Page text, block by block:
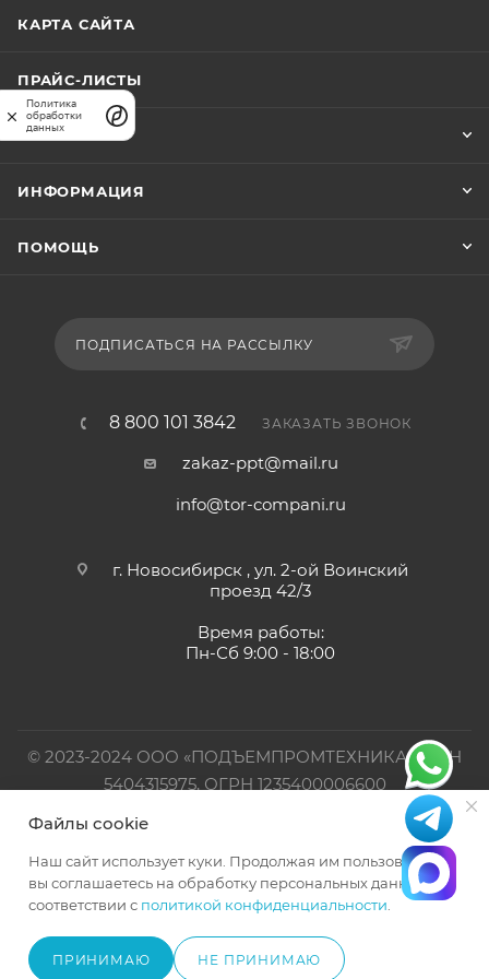
КАРТА САЙТА
ПРАЙС-ЛИСТЫ
КОМПАНИЯ
ИНФОРМАЦИЯ
ПОМОЩЬ
ПОДПИСАТЬСЯ НА РАССЫЛКУ
8 800 101 3842 ЗАКАЗАТЬ ЗВОНОК
zakaz-ppt@mail.ru
info@tor-compani.ru
г. Новосибирск , ул. 2-ой Воинский
проезд 42/3
Время работы:
Пн-Сб 9:00 - 18:00
© 2023-2024 ООО «ПОДЪЕМПРОМТЕХНИКА». ИНН
5404315975, ОГРН 1235400006600
Официальный представитель TOR INDUSTRIES
Файлы cookie
Наш сайт использует куки. Продолжая им пользоваться,
вы соглашаетесь на обработку персональных данных в
соответствии с политикой конфиденциальности
ПРИНИМАЮ НЕ ПРИНИМАЮ
Политика
обработки
данных